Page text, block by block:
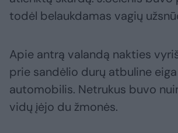
todėl belaukdamas vagių
Apie antrą valandą nakties
prie sandėlio durų atbuline
automobilis. Netrukus buvo
vidų įėjo du žmonės.